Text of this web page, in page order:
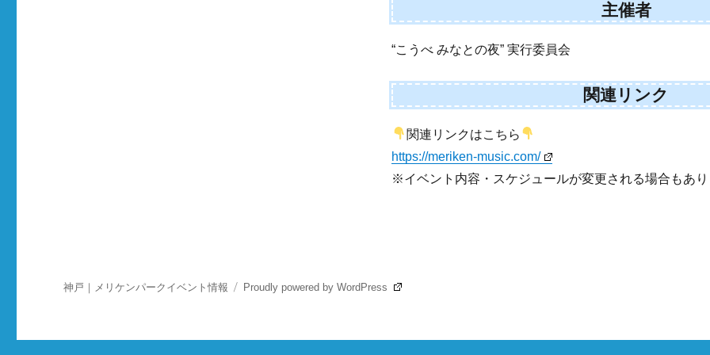
主催者
“こうべ みなとの夜” 実行委員会
関連リンク
関連リンクはこちら
https://meriken-music.com/
※イベント内容・スケジュールが変更される場合もあ
神戸｜メリケンパークイベント情報 Proudly powered by WordPress